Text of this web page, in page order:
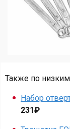
Также по
Набор
231₽